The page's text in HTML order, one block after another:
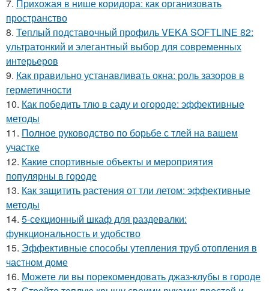
7. Прихожая в нише коридора: как организовать
пространство
8. Теплый подставочный профиль VEKA SOFTLINE 82:
ультратонкий и элегантный выбор для современных
интерьеров
9. Как правильно устанавливать окна: роль зазоров в
герметичности
10. Как победить тлю в саду и огороде: эффективные
методы
11. Полное руководство по борьбе с тлей на вашем
участке
12. Какие спортивные объекты и мероприятия
популярны в городе
13. Как защитить растения от тли летом: эффективные
методы
14. 5-секционный шкаф для раздевалки:
функциональность и удобство
15. Эффективные способы утепления труб отопления в
частном доме
16. Можете ли вы порекомендовать джаз-клубы в городе